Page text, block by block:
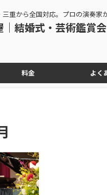
三重から全国対応。プロの演奏家
結婚式・芸術鑑賞
料金 よく